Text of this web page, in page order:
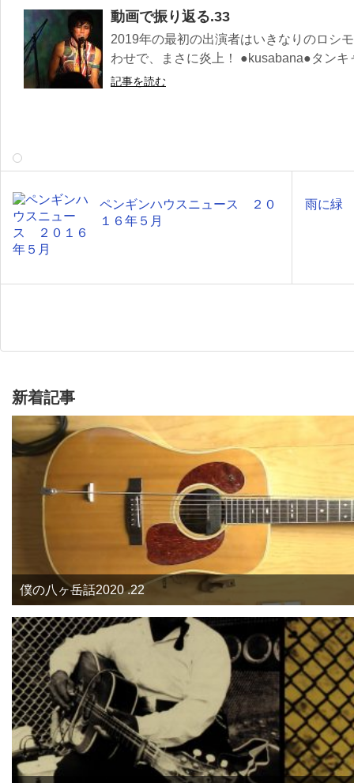
動画で振り返る.33
2019年の最初の出演者はいきなりのロシ
わせで、まさに炎上！ ●kusabana●タンキ
記事を読む
ペンギンハウスニュース ２０
１６年５月
雨
新着記事
僕の八ヶ岳話2020 .22